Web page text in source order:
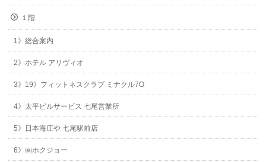
１階
1》総合案内
2》ホテル アリヴィオ
3》19》フィットネスクラブ ミナクル7O
4》太平ビルサービス 七尾営業所
5》日本海庄や 七尾駅前店
6》㈱ホクジョー